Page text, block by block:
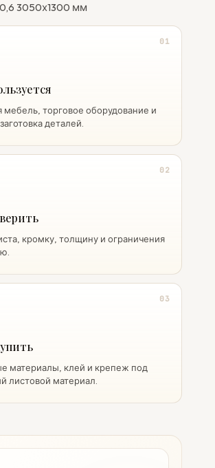
3050х1300 мм
01
мебель, торговое оборудование и
деталей.
02
кромку, толщину и ограничения
03
материалы, клей и крепеж под
листовой материал.